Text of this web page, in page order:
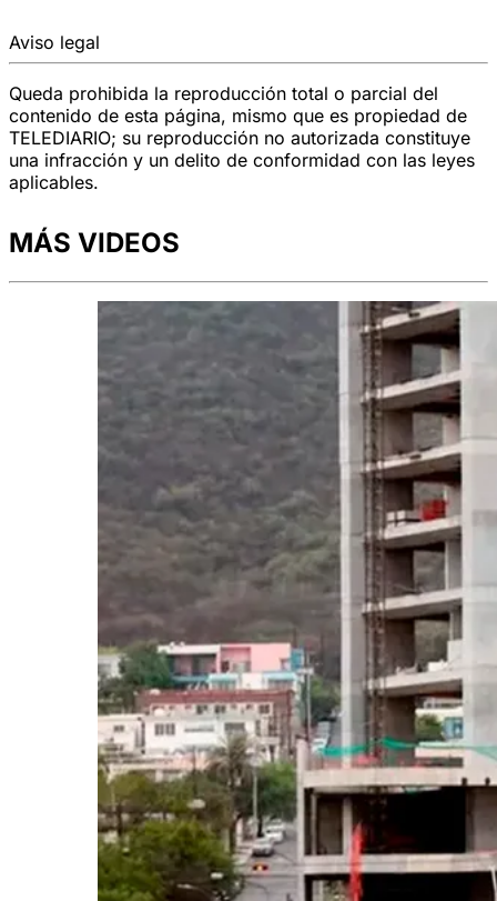
Aviso legal
Queda prohibida la reproducción total o parcial del
contenido de esta página, mismo que es propiedad de
TELEDIARIO; su reproducción no autorizada constituye
una infracción y un delito de conformidad con las leyes
aplicables.
MÁS VIDEOS